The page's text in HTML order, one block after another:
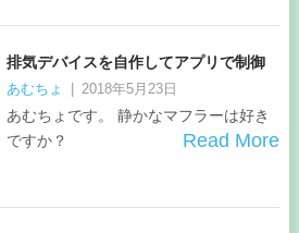
排気デバイスを自作してアプリで制御
あむちょ 2018年5月23日
あむちょです。 静かなマフラーは好き
ですか？
Read More